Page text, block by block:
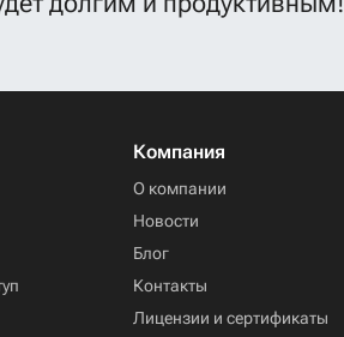
Компания
О компании
Новости
Блог
Контакты
Лицензии и сертификаты